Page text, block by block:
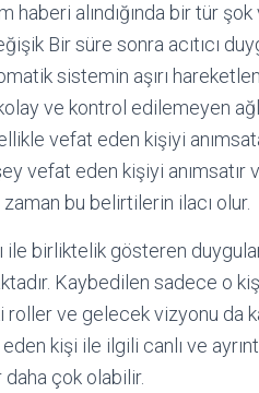
haberi alındığında bir tür
Bir süre sonra acıtıcı
sistemin aşırı
ve kontrol edilemeyen
vefat eden kişiyi
vefat eden kişiyi anımsatır
bu belirtilerin ilacı olur.
ile birliktelik gösteren
Kaybedilen sadece o
roller ve gelecek vizyonu da
kişi ile ilgili canlı ve
çok olabilir.